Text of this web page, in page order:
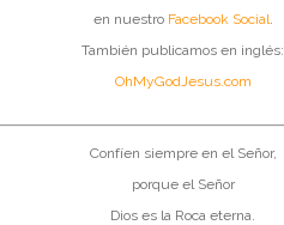
en nuestro Facebook Social.
También publicamos en inglés:
OhMyGodJesus.com
Confíen siempre en el Señor,
porque el Señor
Dios es la Roca eterna.